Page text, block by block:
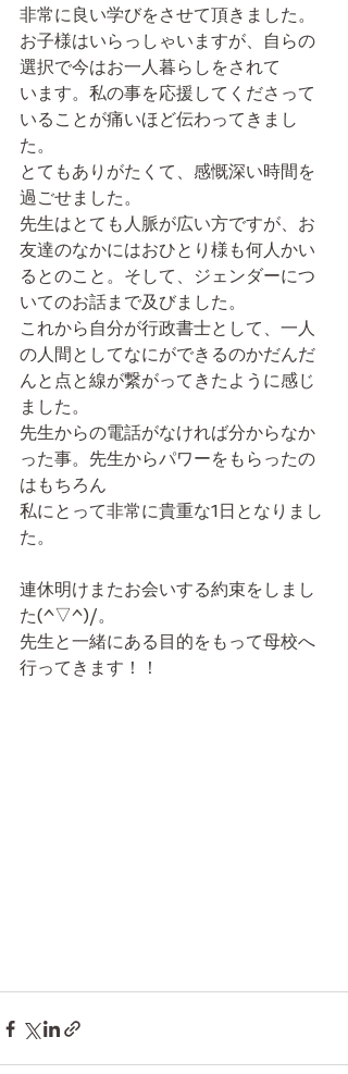
非常に良い学びをさせて頂きました。
お子様はいらっしゃいますが、自らの
選択で今はお一人暮らしをされて
います。私の事を応援してくださって
いることが痛いほど伝わってきまし
た。
とてもありがたくて、感慨深い時間を
過ごせました。
先生はとても人脈が広い方ですが、お
友達のなかにはおひとり様も何人かい
るとのこと。そして、ジェンダーにつ
いてのお話まで及びました。
これから自分が行政書士として、一人
の人間としてなにができるのかだんだ
んと点と線が繋がってきたように感じ
ました。
先生からの電話がなければ分からなか
った事。先生からパワーをもらったの
はもちろん
私にとって非常に貴重な1日となりまし
た。
連休明けまたお会いする約束をしまし
た(^▽^)/。
先生と一緒にある目的をもって母校へ
行ってきます！！